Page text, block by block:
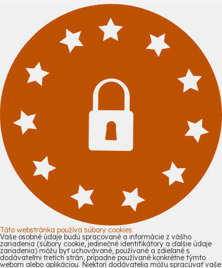
Táto webstránka používa súbory cookies
Vaše osobné údaje budú spracované a informácie z vášho
zariadenia (súbory cookie, jedinečné identifikátory a ďalšie údaje
zariadenia) môžu byť uchovávané, používané a zdieľané s
dodávateľmi tretích strán, prípadne používané konkrétne týmto
webom alebo aplikáciou. Niektorí dodávatelia môžu spracúvať vaše